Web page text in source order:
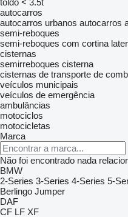
toldo < 3.5t
autocarros
autocarros urbanos autocarros
semi-reboques
semi-reboques com cortina
cisternas
semirreboques cisterna
cisternas de transporte de
veículos municipais
veículos de emergência
ambulâncias
motociclos
motocicletas
Marca
Não foi encontrado nada
BMW
2-Series 3-Series 4-Series 5-
Berlingo Jumper
DAF
CF LF XF